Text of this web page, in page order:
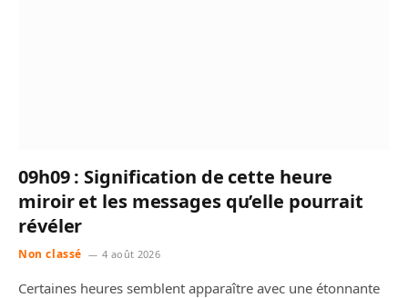
09h09 : Signification de cette heure
miroir et les messages qu’elle pourrait
révéler
Non classé 4 août 2026
Certaines heures semblent apparaître avec une étonnante